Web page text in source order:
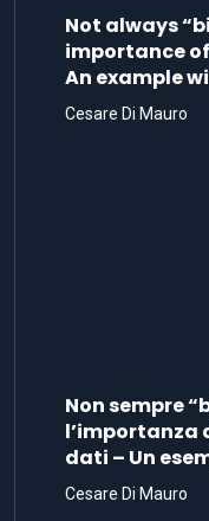
Not always
importance
An example
Cesare Di Mauro
Non sempre
l’importanza
dati – Un
Cesare Di Mauro